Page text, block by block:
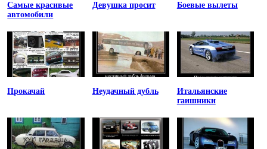
Самые красивые
автомобили
Девушка просит Боевые вылеты
Прокачай Неудачный дубль
Итальянские
гаишники